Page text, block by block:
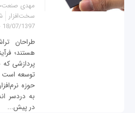
مهدی
سخت‌افزار
18/07/1397 - 13:10
طراحان
هستند؛
پردازشی که
توسعه است
حوزه
به دردسر
در پیش‌...